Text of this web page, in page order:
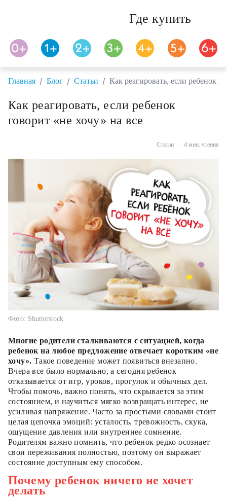
Где купить
Главная / Блог / Статьи / Как реагировать, если ребенок
Как реагировать, если ребенок
говорит «не хочу» на все
Статьи · 4 мин. чтения
Фото: Shutterstock
Многие родители сталкиваются с ситуацией, когда
ребенок на любое предложение отвечает коротким «не
хочу». Такое поведение может появиться внезапно.
Вчера все было нормально, а сегодня ребенок
отказывается от игр, уроков, прогулок и обычных дел.
Чтобы помочь, важно понять, что скрывается за этим
состоянием, и научиться мягко возвращать интерес, не
усиливая напряжение. Часто за простыми словами стоит
целая цепочка эмоций: усталость, тревожность, скука,
ощущение давления или внутреннее сомнение.
Родителям важно помнить, что ребенок редко осознает
свои переживания полностью, поэтому он выражает
состояние доступным ему способом.
Почему ребенок ничего не хочет
делать